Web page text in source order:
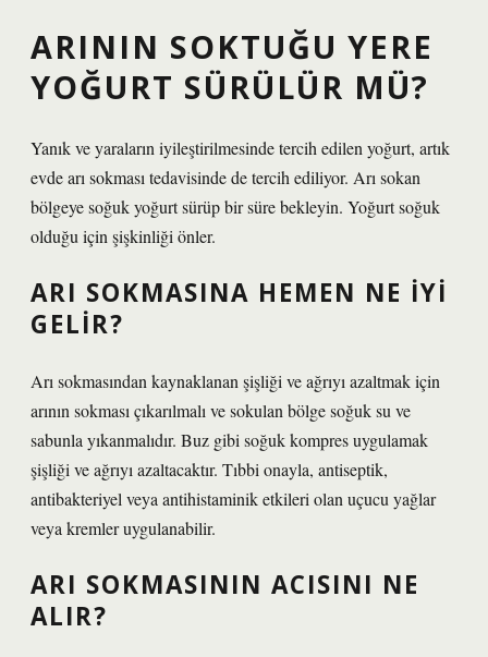
ARININ SOKTUĞU YERE
YOĞURT SÜRÜLÜR MÜ?
Yanık ve yaraların iyileştirilmesinde tercih edilen yoğurt, artık
evde arı sokması tedavisinde de tercih ediliyor. Arı sokan
bölgeye soğuk yoğurt sürüp bir süre bekleyin. Yoğurt soğuk
olduğu için şişkinliği önler.
ARI SOKMASINA HEMEN NE IYI
GELIR?
Arı sokmasından kaynaklanan şişliği ve ağrıyı azaltmak için
arının sokması çıkarılmalı ve sokulan bölge soğuk su ve
sabunla yıkanmalıdır. Buz gibi soğuk kompres uygulamak
şişliği ve ağrıyı azaltacaktır. Tıbbi onayla, antiseptik,
antibakteriyel veya antihistaminik etkileri olan uçucu yağlar
veya kremler uygulanabilir.
ARI SOKMASININ ACISINI NE
ALIR?